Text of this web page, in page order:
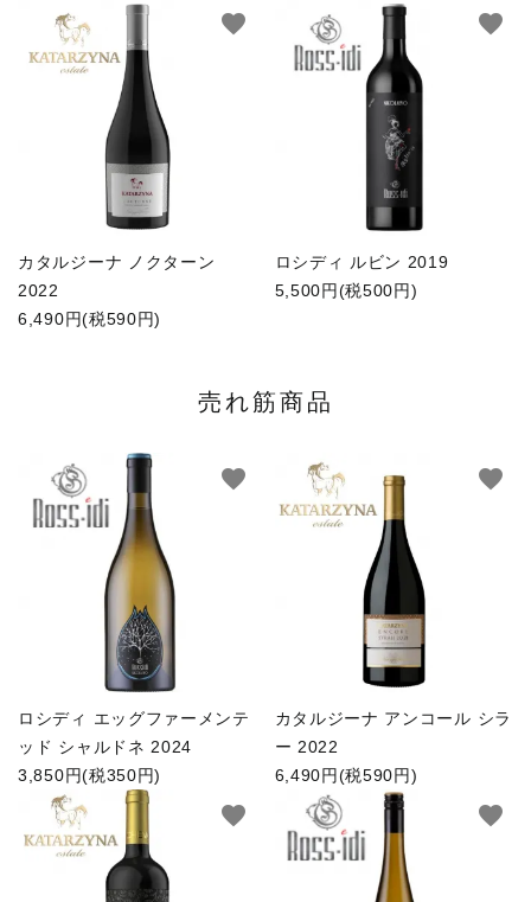
カタルジーナ ノクターン
2022
6,490円(税590円)
favorite
ロシディ ルビン 2019
5,500円(税500円)
favorite
売れ筋商品
ロシディ エッグファーメンテ
ッド シャルドネ 2024
3,850円(税350円)
favorite
カタルジーナ アンコール シラ
ー 2022
6,490円(税590円)
favorite
favorite favorite